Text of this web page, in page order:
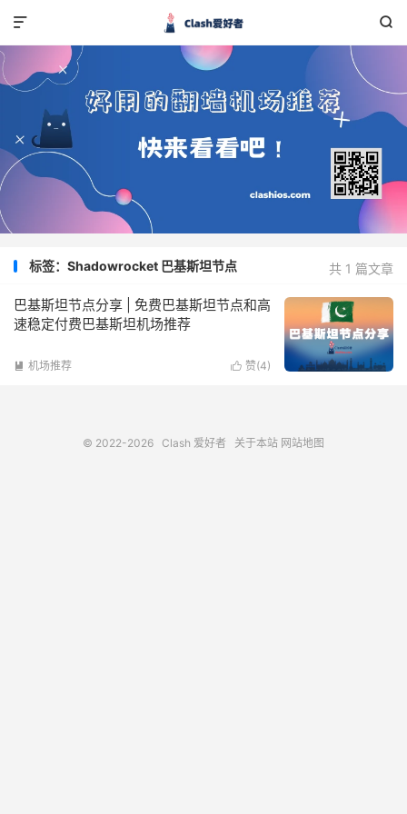


共 1 篇文章
标签：Shadowrocket 巴基斯坦节点
巴基斯坦节点分享 | 免费巴基斯坦节点和高
速稳定付费巴基斯坦机场推荐
 赞(4)
 机场推荐
© 2022-2026 Clash 爱好者 关于本站 网站地图